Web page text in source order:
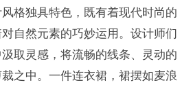
格独具特色，既有着现代时尚的
自然元素的巧妙运用。设计师们
取灵感，将流畅的线条、灵动的
之中。一件连衣裙，裙摆如麦浪